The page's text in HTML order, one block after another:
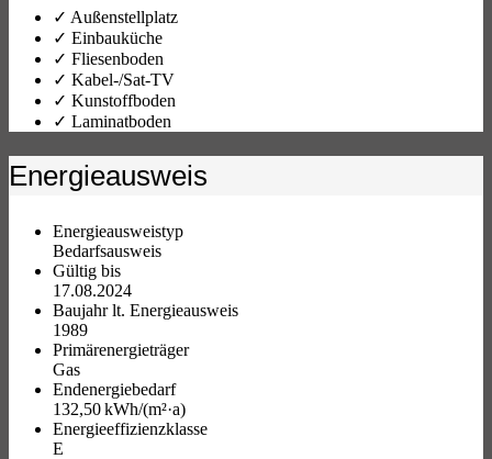
✓ Außenstellplatz
✓ Einbauküche
✓ Fliesenboden
✓ Kabel-/Sat-TV
✓ Kunstoffboden
✓ Laminatboden
Energieausweis
Energieausweistyp
Bedarfs­ausweis
Gültig bis
17.08.2024
Baujahr lt. Energieausweis
1989
Primärenergieträger
Gas
Endenergie­bedarf
132,50 kWh/(m²·a)
Energie­effizienz­klasse
E